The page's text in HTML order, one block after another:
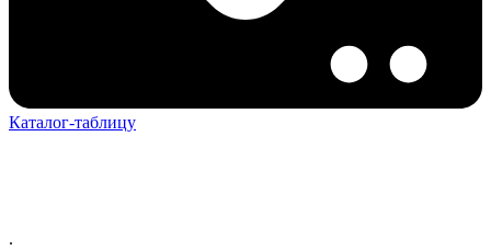
Каталог-таблицу
.